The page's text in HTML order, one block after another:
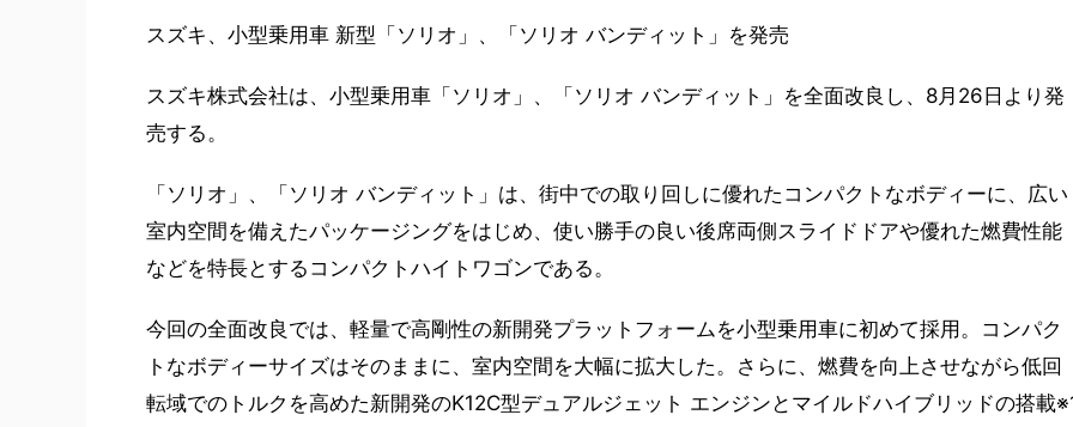
スズキ、小型乗用車 新型「ソリオ」、「ソリオ バンディット」を発売
スズキ株式会社は、小型乗用車「ソリオ」、「ソリオ バンディット」を全面改良し、8月26日より発
売する。
「ソリオ」、「ソリオ バンディット」は、街中での取り回しに優れたコンパクトなボディーに、広い
室内空間を備えたパッケージングをはじめ、使い勝手の良い後席両側スライドドアや優れた燃費性能
などを特長とするコンパクトハイトワゴンである。
今回の全面改良では、軽量で高剛性の新開発プラットフォームを小型乗用車に初めて採用。コンパク
トなボディーサイズはそのままに、室内空間を大幅に拡大した。さらに、燃費を向上させながら低回
転域でのトルクを高めた新開発のK12C型デュアルジェット エンジンとマイルドハイブリッドの搭載